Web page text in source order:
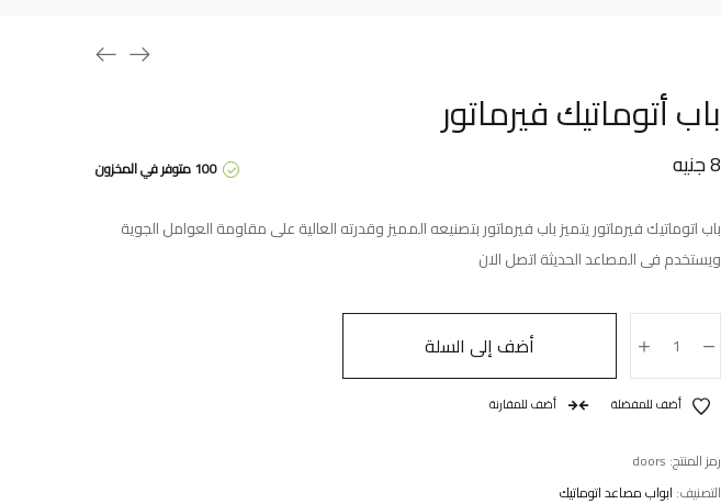
باب أتوماتيك فيرماتور
100 متوفر في المخزون 8جنيه
باب اتوماتيك فيرماتور يتميز باب فيرماتور بتصنيعه المميز وقدرته العالية على مقاومة العوامل الجوية
ويستخدم فى المصاعد الحديثة اتصل الان
أضف إلى السلة
أضف للمفضلة أضف للمقارنة
رمز المنتج: doors
التصنيف: ابواب مصاعد اتوماتيك